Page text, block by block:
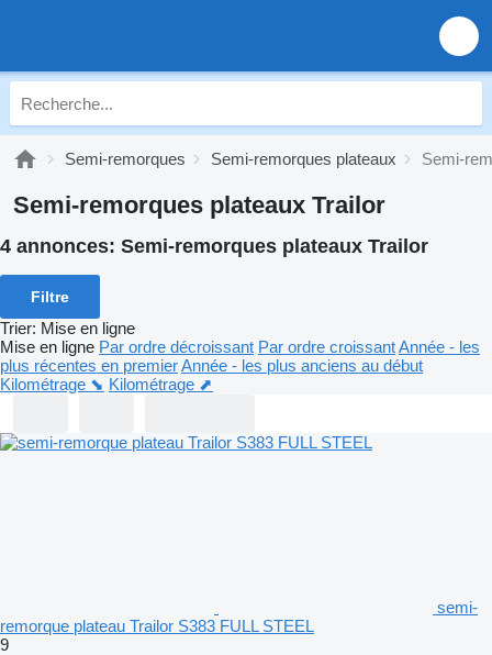
Semi-remorques Semi-remorques plateaux Semi-
Semi-remorques plateaux Trailor
4 annonces: Semi-remorques plateaux Trailor
Filtre
Trier: Mise en ligne
Mise en ligne Par ordre décroissant Par ordre croissantAnnée - les
plus récentes en premierAnnée - les plus anciens au début
Kilométrage ⬊ Kilométrage ⬈
semi-
remorque plateau Trailor S383 FULL STEEL
9